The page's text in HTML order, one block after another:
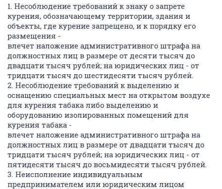
1. Несоблюдение требований к знаку о запрете
курения, обозначающему территории, здания и
объекты, где курение запрещено, и к порядку его
размещения -
влечет наложение административного штрафа на
должностных лиц в размере от десяти тысяч до
двадцати тысяч рублей; на юридических лиц - от
тридцати тысяч до шестидесяти тысяч рублей.
2. Несоблюдение требований к выделению и
оснащению специальных мест на открытом воздухе
для курения табака либо выделению и
оборудованию изолированных помещений для
курения табака -
влечет наложение административного штрафа на
должностных лиц в размере от двадцати тысяч до
тридцати тысяч рублей; на юридических лиц - от
пятидесяти тысяч до восьмидесяти тысяч рублей.
3. Неисполнение индивидуальным
предпринимателем или юридическим лицом